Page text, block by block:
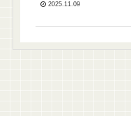
2025.11.09